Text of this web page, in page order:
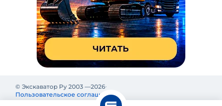
© Экскаватор Ру 2003 —2026
Пользовательское соглашение
Политика конфиденциальности Реклама на Экскаватор Ру